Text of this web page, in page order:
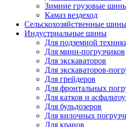
Зимние грузовые
Камаз вездеход
Сельскохозяйственные
Индустриальные шины
Для подземной
Для мини-погрузчиков
Для экскаваторов
Для экскаваторов-
Для грейдеров
Для фронтальных
Для катков и
Для бульдозеров
Для вилочных
Для кранов